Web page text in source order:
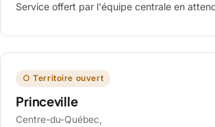
Service offert par l'équipe centrale en
○ Territoire ouvert
Princeville
Centre-du-Québec,